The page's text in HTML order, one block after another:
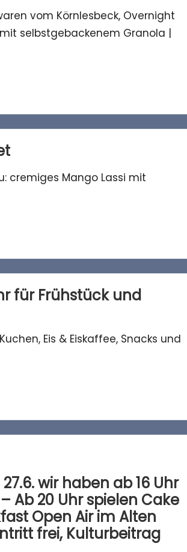
vom Körnlesbeck, Overnight
selbstgebackenem Granola |
cremiges Mango Lassi mit
für Frühstück und
Eis & Eiskaffee, Snacks und
wir haben ab 16 Uhr
Ab 20 Uhr spielen Cake
Open Air im Alten
frei, Kulturbeitrag